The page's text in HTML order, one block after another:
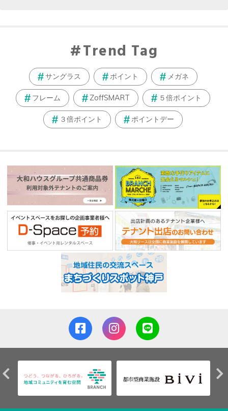
Trend Tag
サングラス ポイント メガネ
フレーム ZoffSMART ５倍ポイント
３倍ポイント ポイントデー